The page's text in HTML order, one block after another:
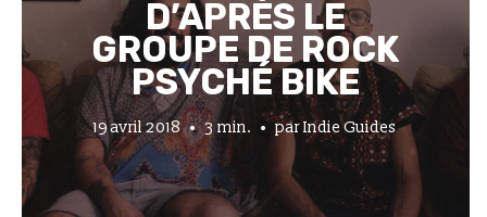
D’APRÈS LE
GROUPE DE ROCK
PSYCHÉ BIKE
19 avril 2018 3 min. parIndie Guides